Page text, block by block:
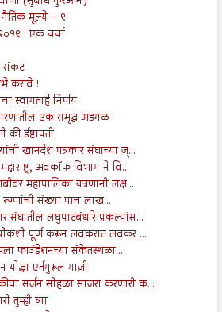
नैतिक मूल्ये – ९
२०१९ : एक चर्चा
संकट
करावे !
स्वागतार्ह निर्णय
एक समृद्ध अडगळ
ईष्टापती
खानदेश पत्रकार संघाच्या ज्...
अवकाॅफ विभाग ने वि...
महापालिका यंत्रणांनी लक्ष...
रूग्णांची संख्या पाच लाख...
लघुपाटबंधारे प्रकल्पांस...
चौकशी पूर्ण करून लवकरात लवकर ...
फाउंडेशनच्या संकेतस्थळा...
एर्तगुरूल गाज़ी
सर्जन सोहळा साजरा करणारी क...
तुम्ही घ्या